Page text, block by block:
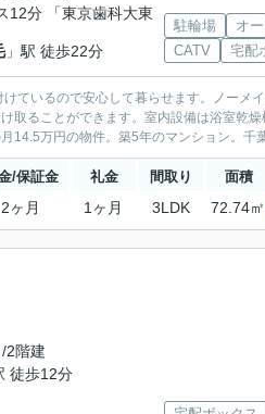
12分 「東京歯科大東
」駅 徒歩22分
駐輪場 オ
CATV
宅配
ているので安心して暮らせます。ノーメ
取ることができます。室内設備は浴室乾
14.5万円の物件。築5年のマンション。千
/保証金 礼金 間取り 面積
2ヶ月 1ヶ月 3LDK 72.74㎡
2階建
徒歩12分